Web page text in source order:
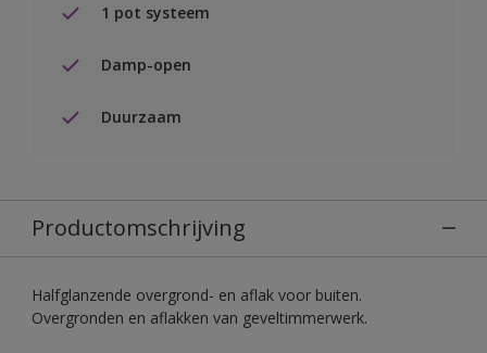
1 pot systeem
Damp-open
Duurzaam
Productomschrijving
Halfglanzende overgrond- en aflak voor buiten.
Overgronden en aflakken van geveltimmerwerk.